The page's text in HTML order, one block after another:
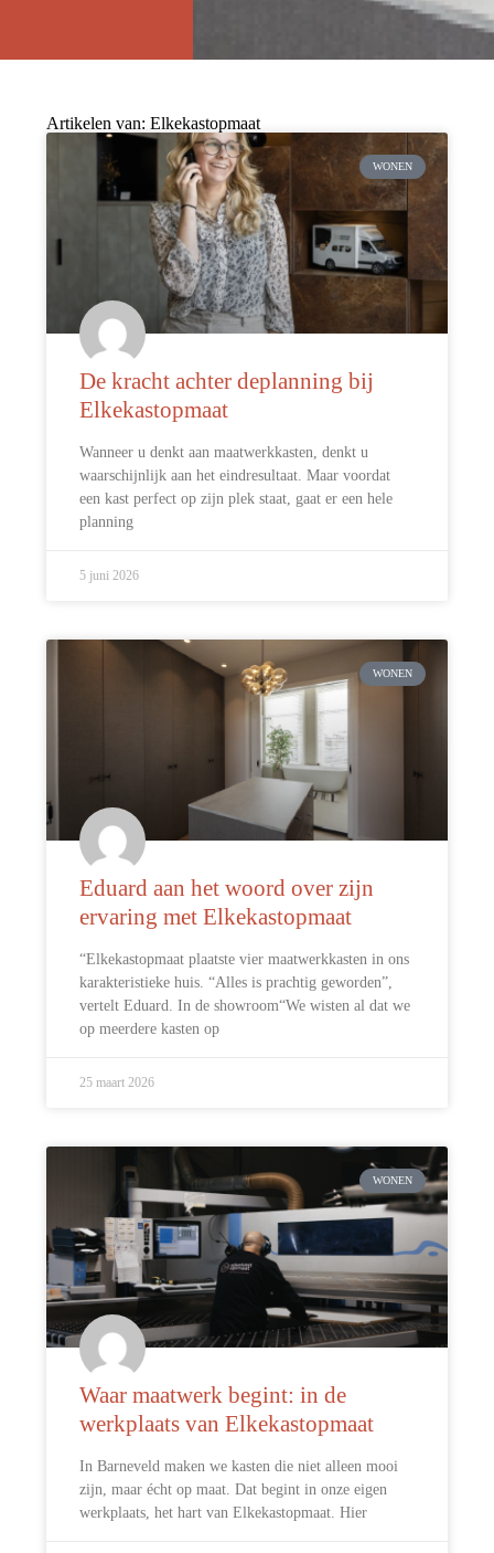
Artikelen van: Elkekastopmaat
WONEN
De kracht achter deplanning bij
Elkekastopmaat
Wanneer u denkt aan maatwerkkasten, denkt u
waarschijnlijk aan het eindresultaat. Maar voordat
een kast perfect op zijn plek staat, gaat er een hele
planning
5 juni 2026
WONEN
Eduard aan het woord over zijn
ervaring met Elkekastopmaat
“Elkekastopmaat plaatste vier maatwerkkasten in ons
karakteristieke huis. “Alles is prachtig geworden”,
vertelt Eduard. In de showroom“We wisten al dat we
op meerdere kasten op
25 maart 2026
WONEN
Waar maatwerk begint: in de
werkplaats van Elkekastopmaat
In Barneveld maken we kasten die niet alleen mooi
zijn, maar écht op maat. Dat begint in onze eigen
werkplaats, het hart van Elkekastopmaat. Hier